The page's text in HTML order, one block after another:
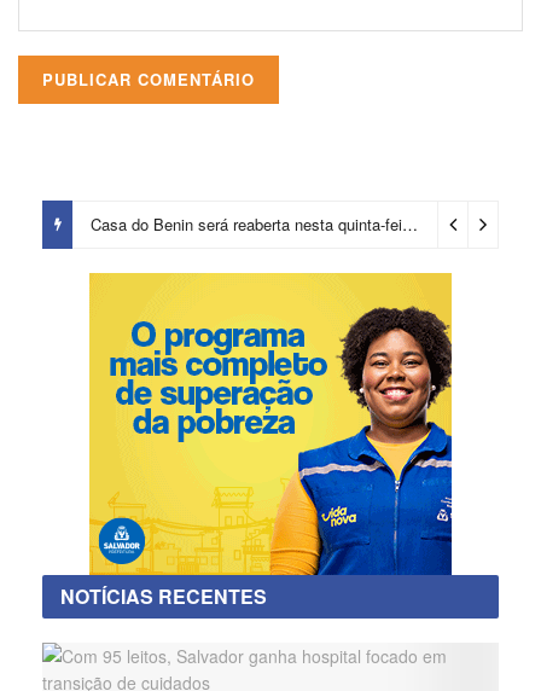
Casa do Benin será reaberta nesta quinta-feira (6) 2 dias ago
NOTÍCIAS RECENTES